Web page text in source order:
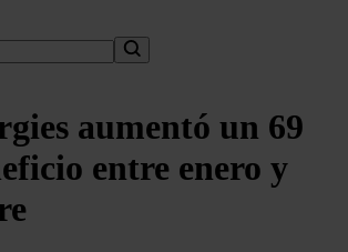
aumentó un 69
entre enero y